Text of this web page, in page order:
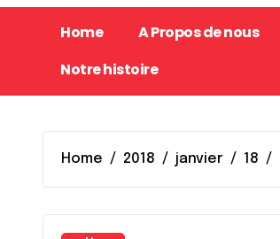
Home A Propos de nous
Notre histoire
Home 2018 janvier 18